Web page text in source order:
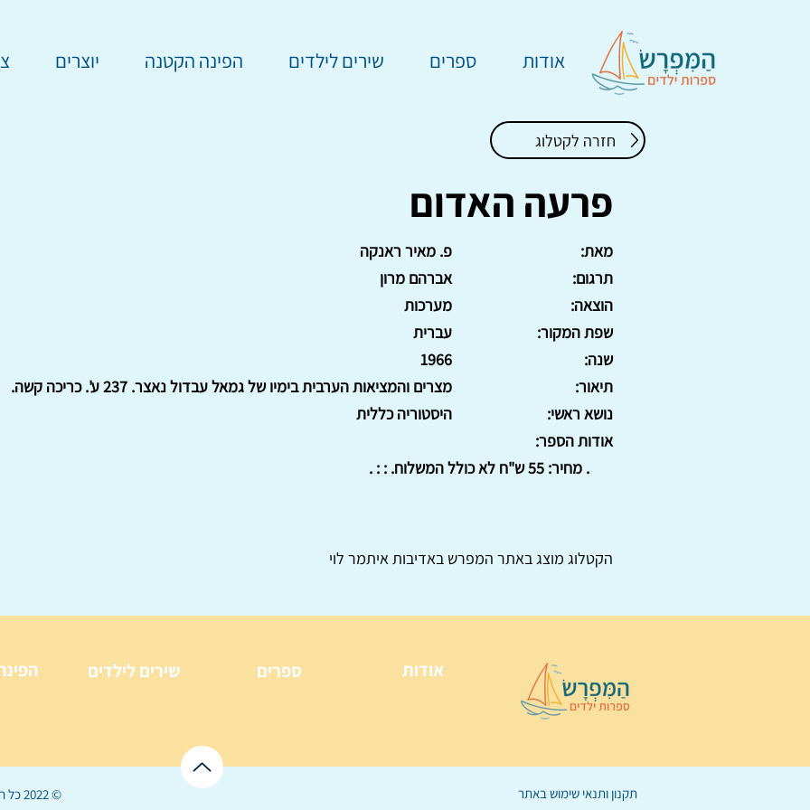
אודות ספרים שירים לילדים הפינה הקטנה יוצרים
חזרה לקטלוג
פרעה האדום
פ. מאיר ראנקה
מאת:
אברהם מרון
תרגום:
מערכות
הוצאה:
עברית
שפת המקור:
1966
שנה:
מצרים והמציאות הערבית בימיו של גמאל עבדול נאצר. 237 ע'. כריכה קשה.
תיאור:
היסטוריה כללית
נושא ראשי:
אודות הספר:
. מחיר: 55 ש"ח לא כולל המשלוח. : : .
הקטלוג מוצג באתר המפרש באדיבות איתמר לוי
שירים לילדים ספרים אודות
© 2022 כל הזכויות שמורות ל תקנון ותנאי שימוש באתר